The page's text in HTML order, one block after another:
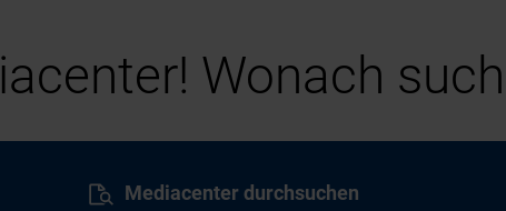
Wonach
Mediacenter durchsuchen